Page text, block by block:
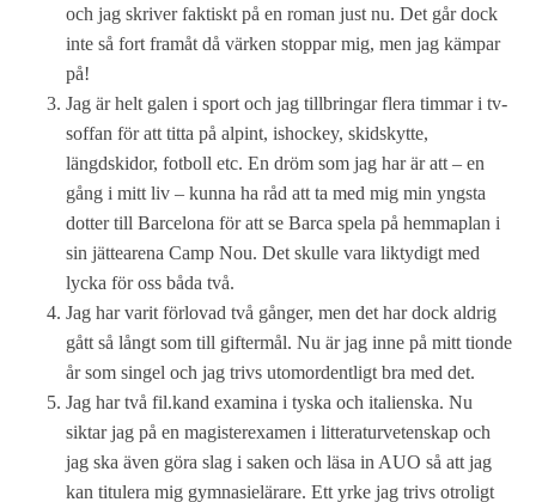
och jag skriver faktiskt på en roman just nu. Det går dock
inte så fort framåt då värken stoppar mig, men jag kämpar
på!
Jag är helt galen i sport och jag tillbringar flera timmar i tv-
soffan för att titta på alpint, ishockey, skidskytte,
längdskidor, fotboll etc. En dröm som jag har är att – en
gång i mitt liv – kunna ha råd att ta med mig min yngsta
dotter till Barcelona för att se Barca spela på hemmaplan i
sin jättearena Camp Nou. Det skulle vara liktydigt med
lycka för oss båda två.
Jag har varit förlovad två gånger, men det har dock aldrig
gått så långt som till giftermål. Nu är jag inne på mitt tionde
år som singel och jag trivs utomordentligt bra med det.
Jag har två fil.kand examina i tyska och italienska. Nu
siktar jag på en magisterexamen i litteraturvetenskap och
jag ska även göra slag i saken och läsa in AUO så att jag
kan titulera mig gymnasielärare. Ett yrke jag trivs otroligt